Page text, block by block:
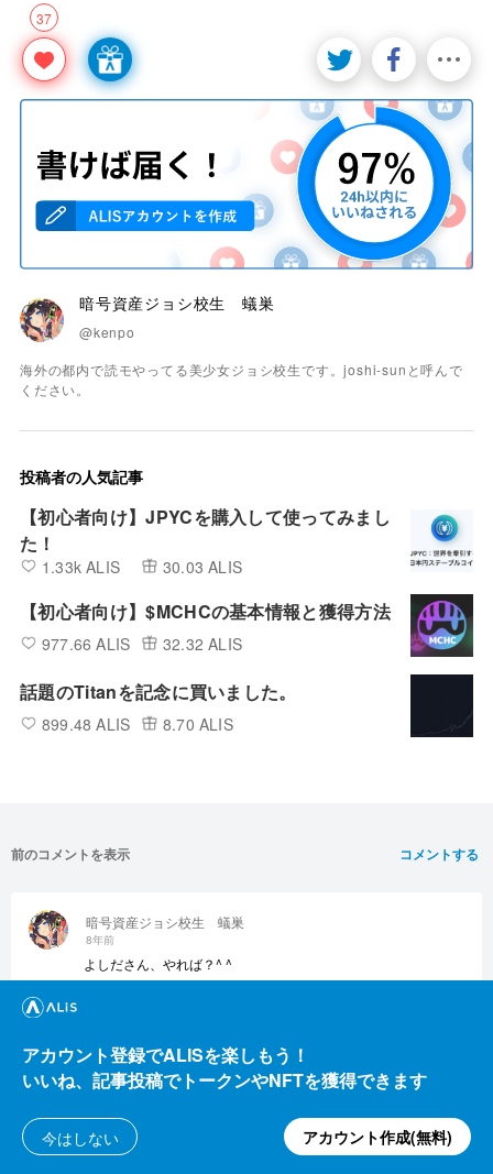
37
暗号資産ジョシ校生 蟻巣
@kenpo
海外の都内で読モやってる美少女ジョシ校生です。joshi-sunと呼んで
ください。
投稿者の人気記事
【初心者向け】JPYCを購入して使ってみまし
た！
1.33k ALIS 30.03 ALIS
【初心者向け】$MCHCの基本情報と獲得方法
977.66 ALIS 32.32 ALIS
話題のTitanを記念に買いました。
899.48 ALIS 8.70 ALIS
コメントする
前のコメントを表示
Konbu
8年前
https://twitter.com/cry_curr_ar/status/1048055796334874624
1
返信
暗号資産ジョシ校生 蟻巣
8年前
よしださん、やれば？^ ^
アカウント登録でALISを楽しもう！
いいね、記事投稿でトークンやNFTを獲得できます
今はしない アカウント作成(無料)